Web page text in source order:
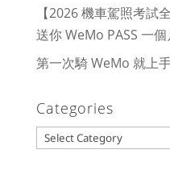
【2026 機車駕照考試
送你 WeMo PASS 一個
第一次騎 WeMo 就上
Categories
Categories